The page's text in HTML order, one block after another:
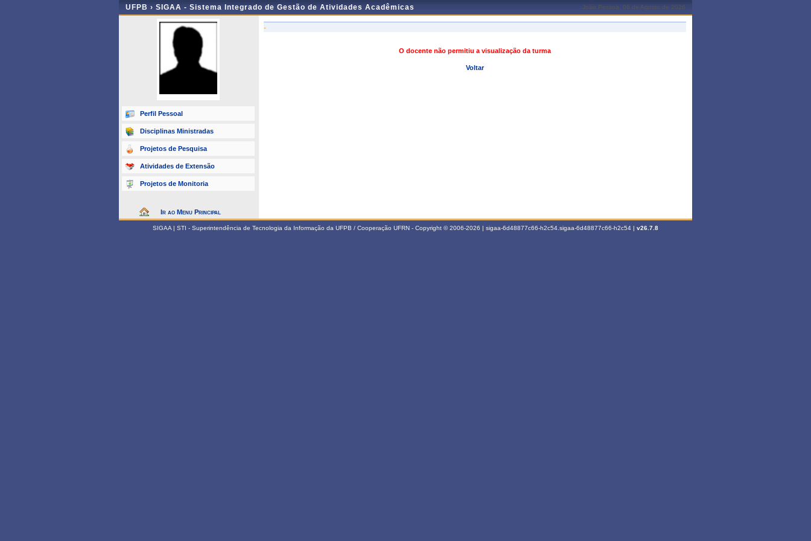
UFPB › SIGAA - Sistema Integrado de Gestão de Atividades Acadêmicas João Pessoa, 06 de Agosto de 2026
Perfil Pessoal
Disciplinas Ministradas
Projetos de Pesquisa
Atividades de Extensão
Projetos de Monitoria
Ir ao Menu Principal
-
O docente não permitiu a visualização da turma
Voltar
SIGAA | STI - Superintendência de Tecnologia da Informação da UFPB / Cooperação UFRN - Copyright © 2006-2026 | sigaa-6d48877c66-h2c54.sigaa-6d48877c66-h2c54 | v26.7.8